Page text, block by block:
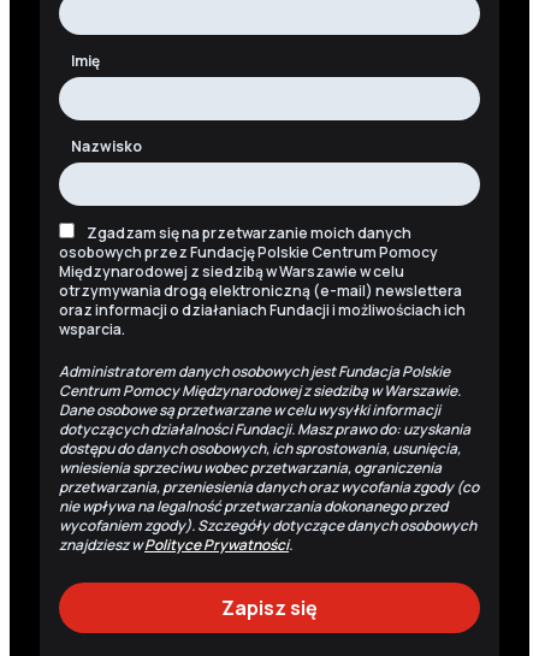
Imię
Nazwisko
Zgadzam się na przetwarzanie moich danych
osobowych przez Fundację Polskie Centrum Pomocy
Międzynarodowej z siedzibą w Warszawie w celu
otrzymywania drogą elektroniczną (e-mail) newslettera
oraz informacji o działaniach Fundacji i możliwościach ich
wsparcia.
Administratorem danych osobowych jest Fundacja Polskie
Centrum Pomocy Międzynarodowej z siedzibą w Warszawie.
Dane osobowe są przetwarzane w celu wysyłki informacji
dotyczących działalności Fundacji. Masz prawo do: uzyskania
dostępu do danych osobowych, ich sprostowania, usunięcia,
wniesienia sprzeciwu wobec przetwarzania, ograniczenia
przetwarzania, przeniesienia danych oraz wycofania zgody (co
nie wpływa na legalność przetwarzania dokonanego przed
wycofaniem zgody). Szczegóły dotyczące danych osobowych
znajdziesz wPolityce Prywatności.